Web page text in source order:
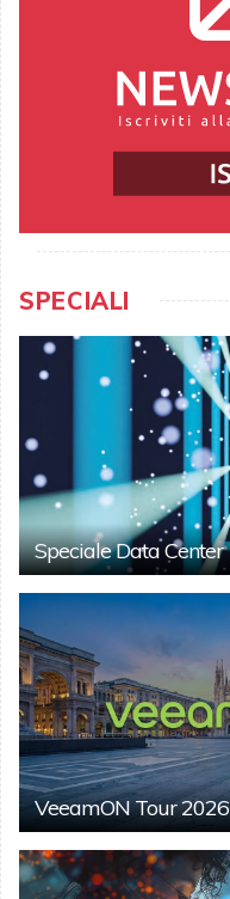
SPECIALI
Speciale Data Center
VeeamON Tour 2026